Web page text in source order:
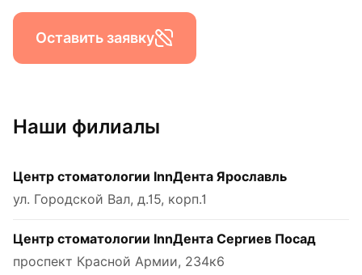
Оставить заявку
Наши филиалы
Центр стоматологии InnДента Ярославль
ул. Городской Вал, д.15, корп.1
Центр стоматологии InnДента Сергиев Посад
проспект Красной Армии, 234к6